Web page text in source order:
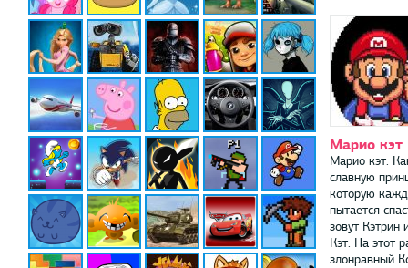
Марио кэт
Марио кэт.
славную
которую
пытается
зовут Кэтрин
Кэт. На этот
злонравный